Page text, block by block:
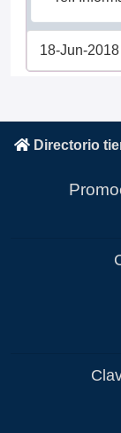
18-Jun-2018
Directorio